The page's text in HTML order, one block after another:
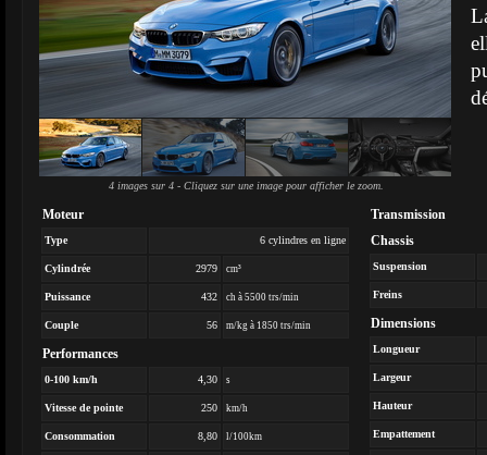
4 images sur 4 - Cliquez sur une image pour afficher le zoom.
Moteur
Type 6 cylindres en ligne
Cylindrée 2979 cm³
Puissance 432 ch à 5500 trs/min
Couple 56 m/kg à 1850 trs/min
Performances
0-100 km/h 4,30 s
Vitesse de pointe 250 km/h
Consommation 8,80 l/100km
Transmission
Chassis
Suspension
Freins
Dimensions
Longueur
Largeur
Hauteur
Empattement